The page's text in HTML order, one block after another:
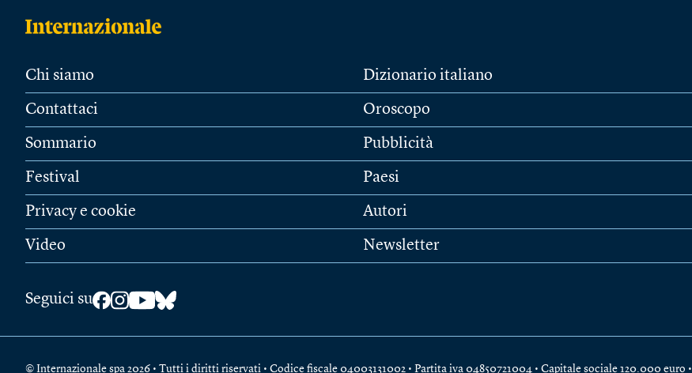
Chi siamo
Contattaci
Sommario
Festival
Privacy e cookie
Video
Dizionario italiano
Oroscopo
Pubblicità
Paesi
Autori
Newsletter
Seguici su
© Internazionale spa 2026 • Tutti i diritti riservati • Codice fiscale 04003131002 • Partita iva 04850721004 • Capitale sociale 120.000 euro •